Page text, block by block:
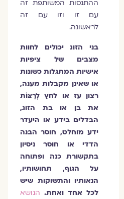
ההתנסות המשותפת זה
עם זו וזו עם זה
לראשונה.
בני הזוג יכולים לחוות
מצבים של ציפיות
אישיות המתגלות כשונות
או שאינן מקבלות מענה,
רצון עז או לחץ לְרַצּוֹת
את בן או בת הזוג,
הבדלים בידע או היעדר
ידע מוחלט, חוסר הבנה
הדדי או חוסר ניסיון
בתקשורת כנה ופתוחה
על הגוף, תחושותיו,
הנאותיו והתשוקות שיש
לכל אחד ואחת.הנושא